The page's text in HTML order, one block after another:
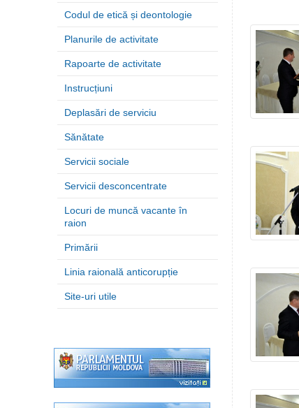
Codul de etică și deontologie
Planurile de activitate
Rapoarte de activitate
Instrucțiuni
Deplasări de serviciu
Sănătate
Servicii sociale
Servicii desconcentrate
Locuri de muncă vacante în
raion
Primării
Linia raională anticorupție
Site-uri utile